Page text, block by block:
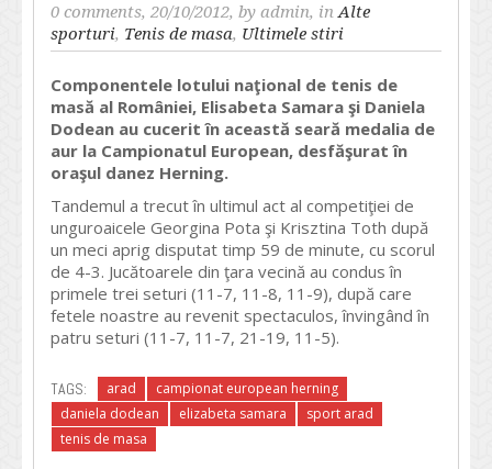
0 comments, 20/10/2012, by admin, inAlte
sporturi, Tenis de masa, Ultimele stiri
Componentele lotului naţional de tenis de
masă al României, Elisabeta Samara şi Daniela
Dodean au cucerit în această seară medalia de
aur la Campionatul European, desfăşurat în
oraşul danez Herning.
Tandemul a trecut în ultimul act al competiţiei de
unguroaicele Georgina Pota şi Krisztina Toth după
un meci aprig disputat timp 59 de minute, cu scorul
de 4-3. Jucătoarele din ţara vecină au condus în
primele trei seturi (11-7, 11-8, 11-9), după care
fetele noastre au revenit spectaculos, învingând în
patru seturi (11-7, 11-7, 21-19, 11-5).
TAGS: arad
campionat european herning
daniela dodean
elizabeta samara
sport arad
tenis de masa